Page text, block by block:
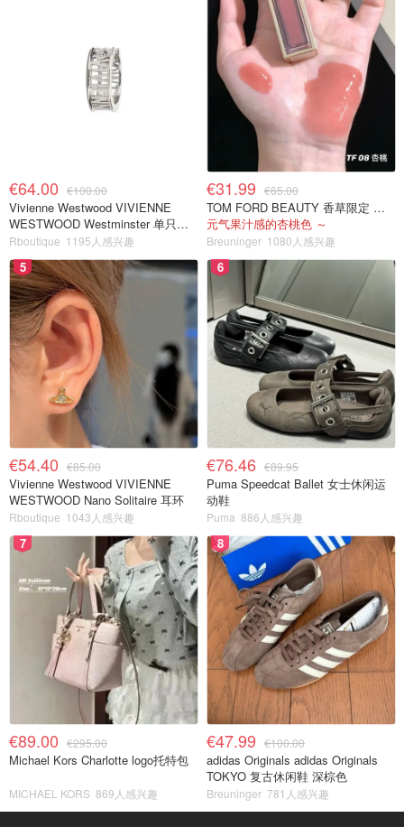
€64.00 €100.00
Vivienne Westwood VIVIENNE
WESTWOOD Westminster 单只耳
环
Rboutique 1195人感兴趣
€31.99 €65.00
TOM FORD BEAUTY 香草限定 镜面唇蜜 #08INHIBITION
元气果汁感的杏桃色 ～
Breuninger 1080人感兴趣
5
€54.40 €85.00
Vivienne Westwood VIVIENNE
WESTWOOD Nano Solitaire 耳环
Rboutique 1043人感兴趣
6
€76.46 €89.95
Puma Speedcat Ballet 女士休闲运
动鞋
Puma 886人感兴趣
7
€89.00 €295.00
Michael Kors Charlotte logo托特包
MICHAEL KORS 869人感兴趣
8
€47.99 €100.00
adidas Originals adidas Originals
TOKYO 复古休闲鞋 深棕色
Breuninger 781人感兴趣